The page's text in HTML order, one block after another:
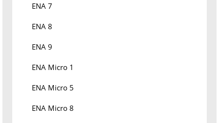
ENA 7
ENA 8
ENA 9
ENA Micro 1
ENA Micro 5
ENA Micro 8